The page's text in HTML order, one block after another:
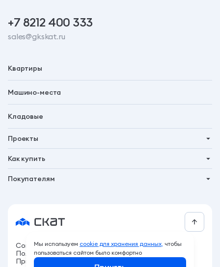
Мы используем cookie для хранения данных, чтобы
пользоваться сайтом было комфортно
+7 8212 400 333
sales@gkskat.ru
Квартиры
Машино-места
Кладовые
Проекты
Бьярма
Как купить
За свои
Покупателям
Контакты
Программа привилегий
Архитектура жизни
Согласие на обработку персональных данных
Политика обработки персональных данных
Приложение 214 ФЗ